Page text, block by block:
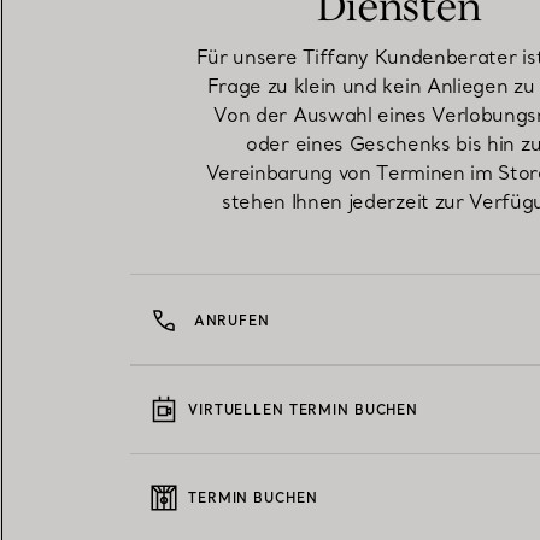
Für unsere Tiffany Kundenberater
Frage zu klein und kein Anliegen
Von der Auswahl eines
oder eines Geschenks bis hin
Vereinbarung von Terminen im
stehen Ihnen jederzeit zur
ANRUFEN
VIRTUELLEN TERMIN BUCHEN
TERMIN BUCHEN